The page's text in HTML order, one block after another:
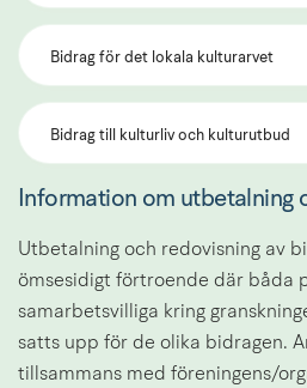
Bidrag för det lokala kulturarvet
Bidrag till kulturliv och kulturutbud
Information om utbetalning
Utbetalning och redovisning av
ömsesidigt förtroende där båda
samarbetsvilliga kring
satts upp för de olika bidragen.
tillsammans med föreningens/